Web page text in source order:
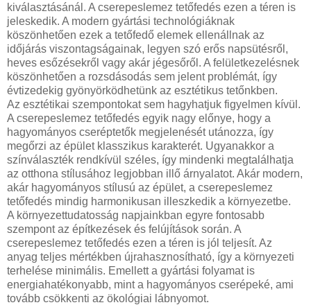
kiválasztásánál. A cserepeslemez tetőfedés ezen a téren is
jeleskedik. A modern gyártási technológiáknak
köszönhetően ezek a tetőfedő elemek ellenállnak az
időjárás viszontagságainak, legyen szó erős napsütésről,
heves esőzésekről vagy akár jégesőről. A felületkezelésnek
köszönhetően a rozsdásodás sem jelent problémát, így
évtizedekig gyönyörködhetünk az esztétikus tetőnkben.
Az esztétikai szempontokat sem hagyhatjuk figyelmen kívül.
A cserepeslemez tetőfedés egyik nagy előnye, hogy a
hagyományos cseréptetők megjelenését utánozza, így
megőrzi az épület klasszikus karakterét. Ugyanakkor a
színválaszték rendkívül széles, így mindenki megtalálhatja
az otthona stílusához legjobban illő árnyalatot. Akár modern,
akár hagyományos stílusú az épület, a cserepeslemez
tetőfedés mindig harmonikusan illeszkedik a környezetbe.
A környezettudatosság napjainkban egyre fontosabb
szempont az építkezések és felújítások során. A
cserepeslemez tetőfedés ezen a téren is jól teljesít. Az
anyag teljes mértékben újrahasznosítható, így a környezeti
terhelése minimális. Emellett a gyártási folyamat is
energiahatékonyabb, mint a hagyományos cserépeké, ami
tovább csökkenti az ökológiai lábnyomot.